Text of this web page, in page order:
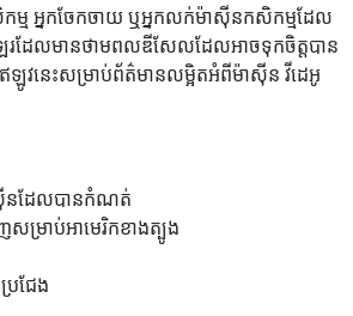
ម្ម អ្នកចែកចាយ ឬអ្នកលក់ម៉ាស៊ីនកសិកម្មដែល
រដែលមានថាមពលឌីសែលដែលអាចទុកចិត្តបាន
នេះសម្រាប់ព័ត៌មានលម្អិតអំពីម៉ាស៊ីន វីដេអូ
ដែលបានកំណត់
ម្រាប់អាមេរិកខាងត្បូង
រជែង